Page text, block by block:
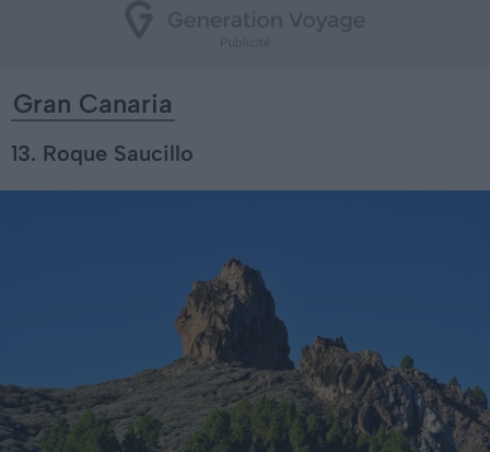
Gran Canaria
13. Roque Saucillo